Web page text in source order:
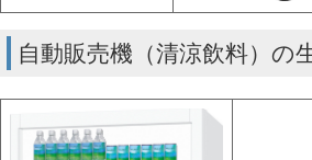
自動販売機（清涼飲料）の